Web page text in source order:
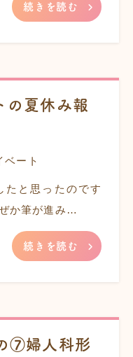
続きを読む
の夏休み報
ベート
たと思ったのです
か筆が進み…
続きを読む
⑦婦人科形